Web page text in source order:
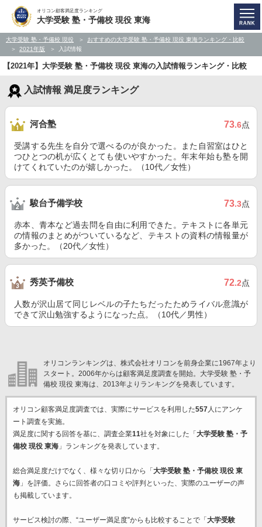
オリコン顧客満足度ランキング
大学受験 塾・予備校 現役 東海
大学受験 塾・予備校 現役
おすすめの大学受験 塾・予備校 現役 東海ランキング・比較
2021年版
入試情報
【2021年】大学受験 塾・予備校 現役 東海の入試情報ランキング・比較
入試情報 満足度ランキング
河合塾 73.6点
受講する先生を自分で選べるのが良かった。また自習室はひと
つひとつの机が広くとても使いやすかった。年末年始も塾を開
けてくれていたのが嬉しかった。（10代／女性）
駿台予備学校 73.3点
赤本、青本など過去問を自由に利用できた。テキストに各単元
の情報のまとめがついているなど、テキストの資料の情報量が
多かった。（20代／女性）
秀英予備校 72.2点
人数が沢山居て同じレベルの子たちだったためライバル意識が
できて沢山勉強するようになった点。（10代／男性）
オリコンランキングは、株式会社オリコンを前身企業に1967年より
スタート。2006年からは顧客満足度調査を開始。大学受験 塾・予
備校 現役 東海は、2013年よりランキングを発表しています。
オリコン顧客満足度調査では、実際にサービスを利用した557人にアンケ
ート調査を実施。
満足度に関する回答を基に、調査企業11社を対象にした「 大学受験 塾・予
備校 現役 東海」ランキングを発表しています。
総合満足度だけでなく、様々な切り口から「 大学受験 塾・予備校 現役 東
海」を評価。さらに回答者の口コミや評判といった、実際のユーザーの声
も掲載しています。
サービス検討の際、“ユーザー満足度”からも比較することで「 大学受験